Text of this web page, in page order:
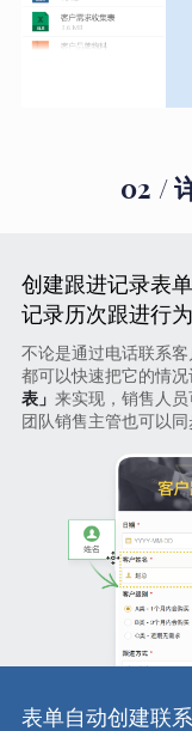
02 /
创建跟进记录表单
记录历次跟进行为
不论是通过电话联系
都可以快速把它的情
表」 来实现，销售人
团队销售主管也可以同
表单自动创建联